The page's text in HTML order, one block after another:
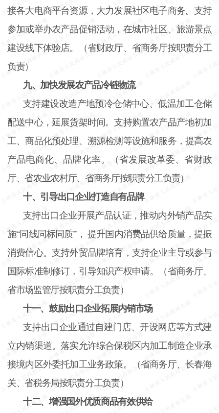
接各大电商平台资源，大力发展社区电子商务。支持
参加或举办农产品促销活动，在城市社区、旅游景点
建设线下体验店。（省财政厅、省商务厅按职责分工
负责）
九、加快发展农产品冷链物流
支持建设改造产地预冷仓储中心、低温加工仓储
配送中心，延展货架时间。支持购置农产品产地初加
工、商品化预处理、溯源检测等设施和服务，提高农
产品电商化、品牌化率。（省发展改革委、省财政
厅、省农业农村厅、省商务厅按职责分工负责）
十、引导出口企业打造自有品牌
支持出口企业开展产品认证，推动内外销产品实
施“同线同标同质”， 提升国内消费品供给质量，提振
消费信心。支持外贸品牌培育，支持企业主导或参与
国际标准制修订，引导知识产权申请。（省商务厅、
省市场监管厅按职责分工负责）
十一、鼓励出口企业拓展内销市场
支持出口企业通过自建门店、开设网店等方式建
立内销渠道。落实允许综合保税区内加工制造企业承
接境内区外委托加工业务政策。（省商务厅、长春海
关、省税务局按职责分工负责）
十二、增强国外优质商品有效供给